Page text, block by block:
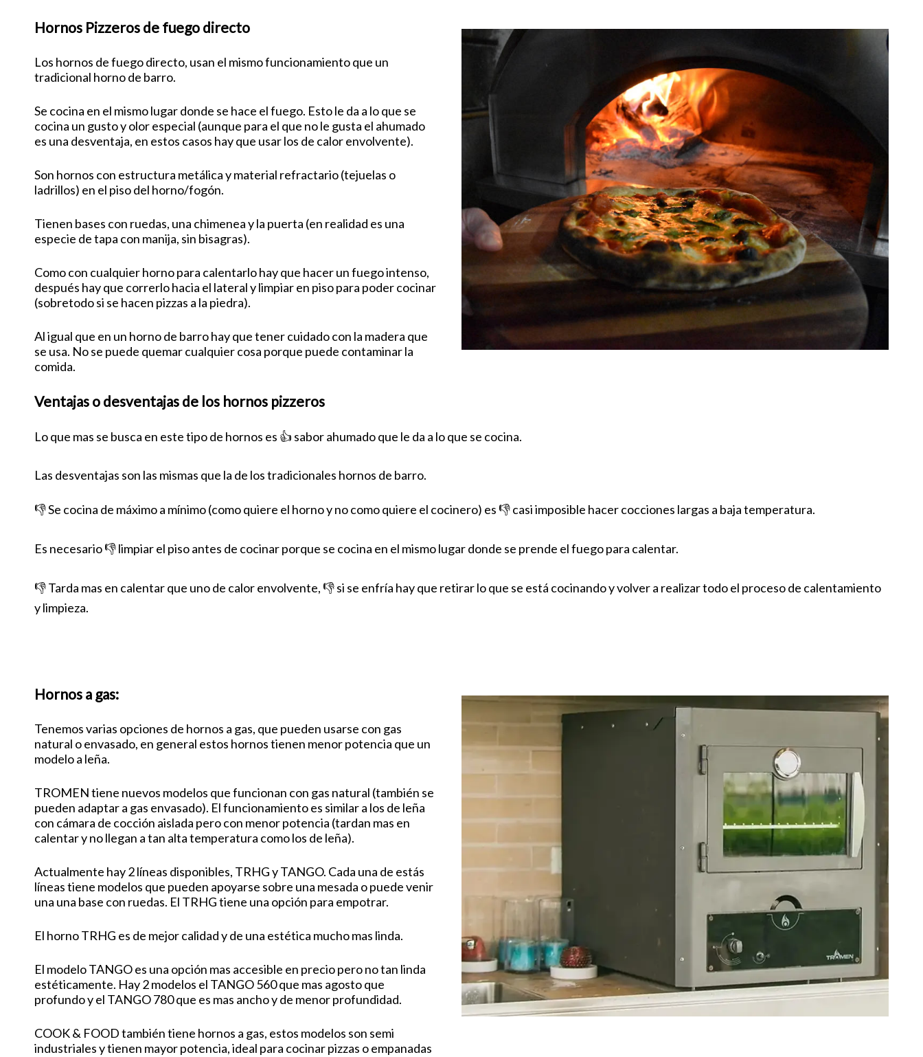
Hornos Pizzeros de fuego directo
Los hornos de fuego directo, usan el mismo funcionamiento que un
tradicional horno de barro.
Se cocina en el mismo lugar donde se hace el fuego. Esto le da a lo que se
cocina un gusto y olor especial (aunque para el que no le gusta el ahumado
es una desventaja, en estos casos hay que usar los de calor envolvente).
Son hornos con estructura metálica y material refractario (tejuelas o
ladrillos) en el piso del horno/fogón.
Tienen bases con ruedas, una chimenea y la puerta (en realidad es una
especie de tapa con manija, sin bisagras).
Como con cualquier horno para calentarlo hay que hacer un fuego intenso,
después hay que correrlo hacia el lateral y limpiar en piso para poder cocinar
(sobretodo si se hacen pizzas a la piedra).
Al igual que en un horno de barro hay que tener cuidado con la madera que
se usa. No se puede quemar cualquier cosa porque puede contaminar la
comida.
Ventajas o desventajas de los hornos pizzeros
Lo que mas se busca en este tipo de hornos es 👍 sabor ahumado que le da a lo que se cocina.
Las desventajas son las mismas que la de los tradicionales hornos de barro.
👎 Se cocina de máximo a mínimo (como quiere el horno y no como quiere el cocinero) es 👎 casi imposible hacer cocciones largas a baja temperatura.
Es necesario 👎 limpiar el piso antes de cocinar porque se cocina en el mismo lugar donde se prende el fuego para calentar.
👎 Tarda mas en calentar que uno de calor envolvente, 👎 si se enfría hay que retirar lo que se está cocinando y volver a realizar todo el proceso de calentamiento
y limpieza.
Hornos a gas:
Tenemos varias opciones de hornos a gas, que pueden usarse con gas
natural o envasado, en general estos hornos tienen menor potencia que un
modelo a leña.
TROMEN tiene nuevos modelos que funcionan con gas natural (también se
pueden adaptar a gas envasado). El funcionamiento es similar a los de leña
con cámara de cocción aislada pero con menor potencia (tardan mas en
calentar y no llegan a tan alta temperatura como los de leña).
Actualmente hay 2 líneas disponibles, TRHG y TANGO. Cada una de estás
líneas tiene modelos que pueden apoyarse sobre una mesada o puede venir
una una base con ruedas. El TRHG tiene una opción para empotrar.
El horno TRHG es de mejor calidad y de una estética mucho mas linda.
El modelo TANGO es una opción mas accesible en precio pero no tan linda
estéticamente. Hay 2 modelos el TANGO 560 que mas agosto que
profundo y el TANGO 780 que es mas ancho y de menor profundidad.
COOK & FOOD también tiene hornos a gas, estos modelos son semi
industriales y tienen mayor potencia, ideal para cocinar pizzas o empanadas